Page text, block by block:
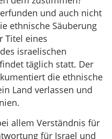
und auch nicht
ethnische Säuberung
Titel eines
des israelischen
täglich statt. Der
die ethnische
Land verlassen und
allem Verständnis für
für Israel und